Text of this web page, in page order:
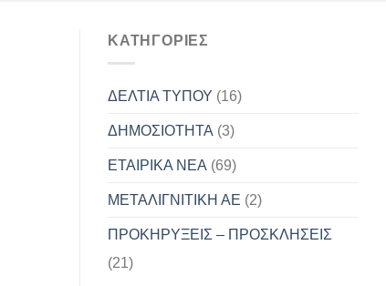
KΑΤΗΓΟΡΊΕΣ
ΔΕΛΤΙΑ ΤΥΠΟΥ (16)
ΔΗΜΟΣΙΟΤΗΤΑ (3)
ΕΤΑΙΡΙΚΑ ΝΕΑ (69)
ΜΕΤΑΛΙΓΝΙΤΙΚΗ ΑΕ (2)
ΠΡΟΚΗΡΥΞΕΙΣ – ΠΡΟΣΚΛΗΣΕΙΣ
(21)